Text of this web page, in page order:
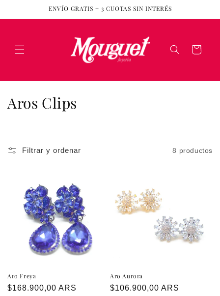
directamente
al contenido
ENVÍO GRATIS + 3 CUOTAS SIN INTERÉS
Carrito
C
e
:
Aros Clips
Filtrar y ordenar 8 productos
Aro Freya
Precio
$168.900,00 ARS
Aro Aurora
Precio
$106.900,00 ARS